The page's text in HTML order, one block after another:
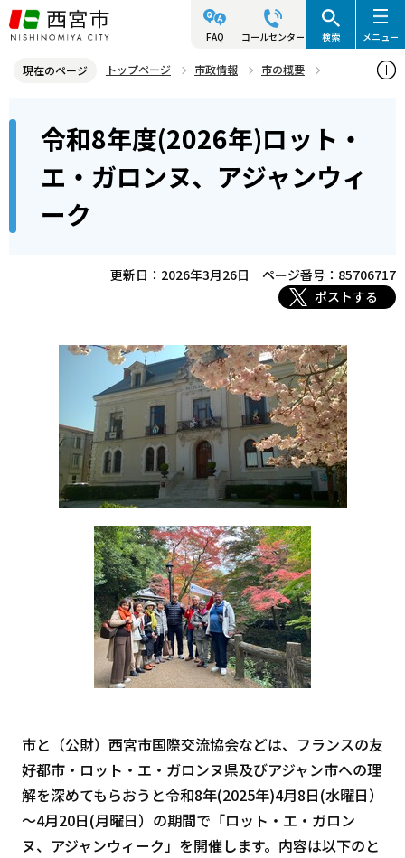
こ
の
ジ
す
FAQ コールセンター 検索 メニュー
現在のページ トップページ 市政情報
市の概要
友好都市 ロット・エ・ガロンヌ県及びアジャン市（フランス ヌー
ヴェル・アキテーヌ地域圏）
令和8年度(2026年)ロット・エ・ガロンヌ、アジャンウィーク
ら
令和8年度(2026年)ロット・
エ・ガロンヌ、アジャンウィ
ーク
更新日：2026年3月26日
ページ番号：85706717
ポストする
市と（公財）西宮市国際交流協会などは、フランスの友
好都市・ロット・エ・ガロンヌ県及びアジャン市への理
解を深めてもらおうと令和8年(2025年)4月8日(水曜日）
～4月20日(月曜日）の期間で「ロット・エ・ガロン
ヌ、アジャンウィーク」を開催します。内容は以下のと